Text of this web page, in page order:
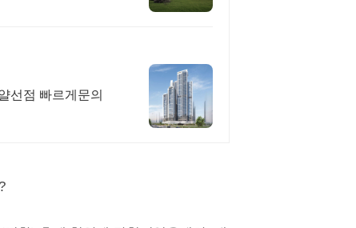
선점 빠르게문의